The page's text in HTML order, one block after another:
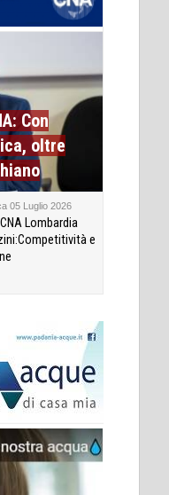
Con
oltre
05 Luglio 2026
Lombardia
e